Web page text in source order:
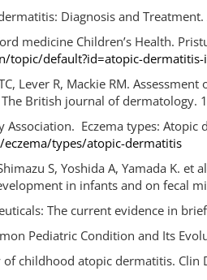
Diagnosis and Treatment.
medicine Children’s Health.
default?id=atopic-
Lever R, Mackie RM.
British journal of dermatology.
Association. Eczema types:
types/atopic-dermatitis
S, Yoshida A, Yamada K.
in infants and on fecal
The current evidence in
Pediatric Condition and Its
of childhood atopic dermatitis.